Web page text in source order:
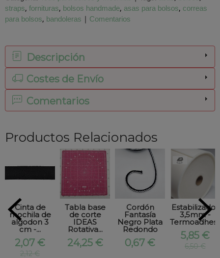
straps fornituras bolsos handmade asas para bolsos correas
para bolsos bandoleras | Comentarios
Descripción
Costes de Envío
Comentarios
Productos Relacionados
Cinta de
mochila de
algodon 3
cm -...
2,07 €
2,12 €
Tabla base
de corte
IDEAS
Rotativa...
24,25 €
Cordón
Fantasía
Negro Plata
Redondo
0,67 €
Estabilizador
3,5mm -
5,85 €
6,50 €